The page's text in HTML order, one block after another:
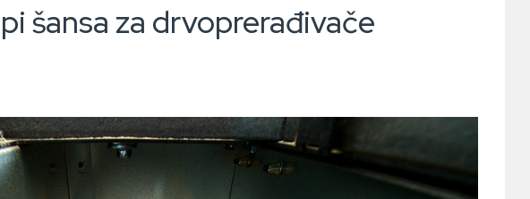
šansa za drvoprerađivače